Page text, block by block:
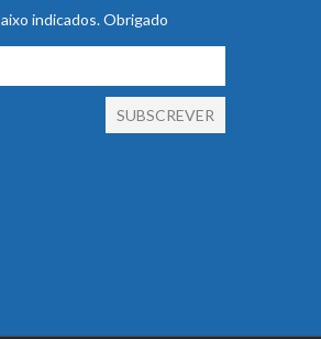
indicados. Obrigado